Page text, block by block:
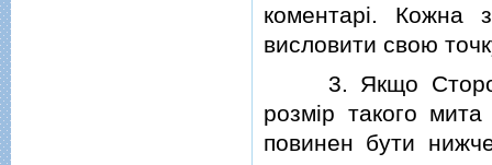
коментарi. Кожна
висловити свою
3. Якщо Сторона
розмiр такого
повинен бути